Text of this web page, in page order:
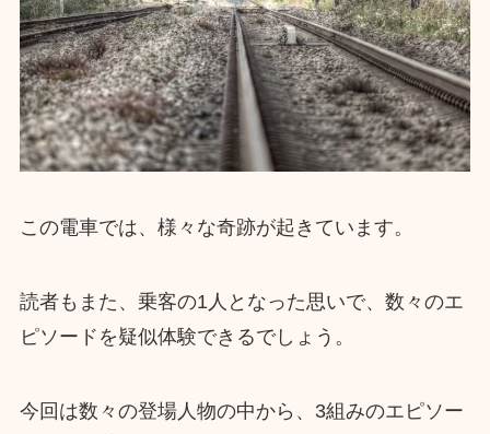
この電車では、様々な奇跡が起きています。
読者もまた、乗客の1人となった思いで、数々のエ
ピソードを疑似体験できるでしょう。
今回は数々の登場人物の中から、3組みのエピソー